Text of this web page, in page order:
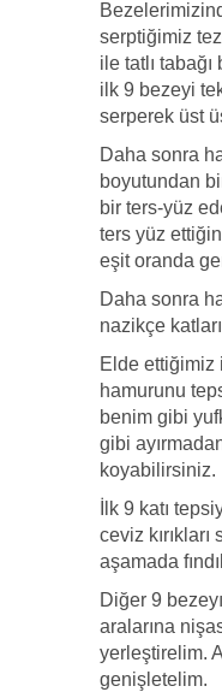
serptiğimiz
ile tatlı
ilk 9 bezeyi
serperek üst
Daha sonra
boyutundan
bir ters-yüz
ters yüz
eşit oranda
Daha sonra
nazikçe
Elde ettiğimiz
hamurunu
benim gibi
gibi
koyabilirsiniz.
İlk 9 katı
ceviz
aşamada
Diğer 9
aralarına
yerleştirelim.
genişletelim.